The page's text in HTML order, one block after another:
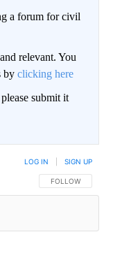
a forum for civil
relevant. You
by clicking here
submit it
FOLLOW THIS
FOLLOW
LOG IN SIGN UP